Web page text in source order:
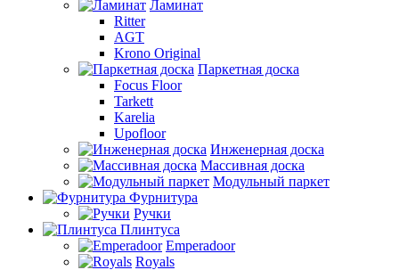
Ламинат
Ritter
AGT
Krono Original
Паркетная доска
Focus Floor
Tarkett
Karelia
Upofloor
Инженерная доска
Массивная доска
Модульный паркет
Фурнитура
Ручки
Плинтуса
Emperadoor
Royals